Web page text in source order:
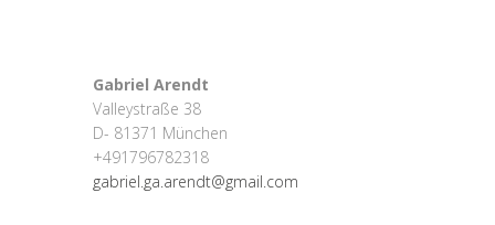
Gabriel Arendt
Valleystraße 38
D- 81371 München
+491796782318
gabriel.ga.arendt@gmail.com